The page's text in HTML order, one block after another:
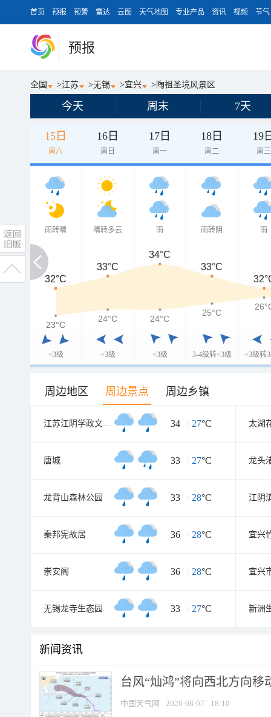
首页 预报 预警 雷达 云图 天气地图 专业产品 资讯 视频 节气
预报
全国 >江苏 >无锡 >宜兴 > 陶祖圣境风景区
今天 周末 7天
15日
周六
16日
周日
17日
周一
18日
周二
19
周三
雨转晴
<3级
晴转多云
<3级
雨
<3级
雨转阴
3-4级转<3级
雨
<3级转
32°C
32°C
33°C
34°C
33°C
23°C
23°C
24°C 24°C
25°C
周边地区 周边景点 周边乡镇
江苏江阴学政文化旅游区 34 / 27°C 太湖
唐城 33 / 27°C 龙头
龙背山森林公园 33 / 28°C
秦邦宪故居 36 / 28°C 宜兴
崇安阁 36 / 28°C 宜兴
无锡龙寺生态园 33 / 27°C 新洲
新闻资讯
台风“灿鸿”将向西北方向移
中国天气网 2026-08-07 18:10